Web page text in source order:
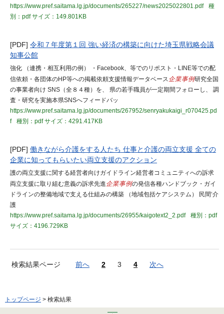
https://www.pref.saitama.lg.jp/documents/265227/news2025022801.pdf
種
別：pdfサイズ：149.801KB
[PDF] 令和７年度第１回 強い経済の構築に向けた埼玉県戦略会議
知事公館
強化 （連携・相互利用の例） ・Facebook、等でのリポスト・LINE等での配
信依頼・各団体のHP等への掲載依頼支援情報データベース企業事例研究全国
の事業者向け SNS（全８４種）を、 県の若手職員が一定期間フォローし、 調
査・研究を実施本県SNSへフィードバッ
https://www.pref.saitama.lg.jp/documents/267952/senryakukaigi_r070425.pd
f
種別：pdfサイズ：4291.417KB
[PDF] 働きながら介護をする人たち 仕事と介護の両立支援 全ての
企業に知ってもらいたい両立支援のアクション
護の両立支援に関する経営者向けガイドライン経営者コミュニティへの訴求
両立支援に取り組む意義の訴求先進企業事例の発信各種ハンドブック・ガイ
ドラインの整備地域で支える仕組みの構築 （地域包括ケアシステム） 民間‘介
護
https://www.pref.saitama.lg.jp/documents/26955/kaigotext2_2.pdf
種別：pdf
サイズ：4196.729KB
検索結果ページ 前へ 2 3 4 次へ
トップページ > 検索結果